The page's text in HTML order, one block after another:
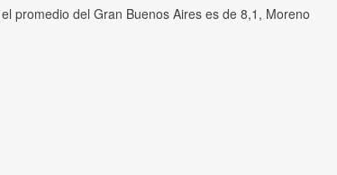
promedio del Gran Buenos Aires es de 8,1, Moreno